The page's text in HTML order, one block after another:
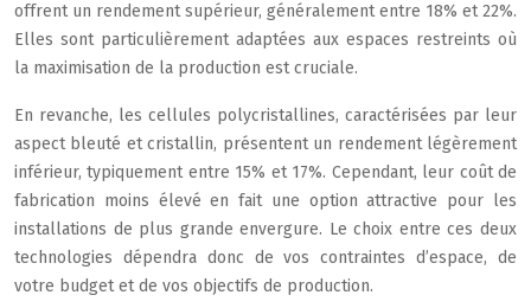
offrent un rendement supérieur, généralement entre 18% et 22%.
Elles sont particulièrement adaptées aux espaces restreints où
la maximisation de la production est cruciale.
En revanche, les cellules polycristallines, caractérisées par leur
aspect bleuté et cristallin, présentent un rendement légèrement
inférieur, typiquement entre 15% et 17%. Cependant, leur coût de
fabrication moins élevé en fait une option attractive pour les
installations de plus grande envergure. Le choix entre ces deux
technologies dépendra donc de vos contraintes d’espace, de
votre budget et de vos objectifs de production.